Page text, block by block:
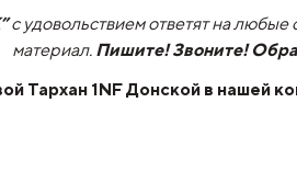
с удовольствием ответят на
материал. Пишите! Звоните!
Тархан 1NF Донской в нашей